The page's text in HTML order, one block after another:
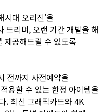
시대 오리진’을
드리며, 오랜 기간 개발을 해
제공해드릴 수 있도록
전까지 사전예약을
용할 수 있는 한정 아이템을
. 최신 그래픽카드와 4K